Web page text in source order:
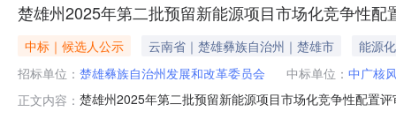
楚雄州2025年第二批预留新能源项目市场化竞争性配
中标｜候选人公示 云南省｜楚雄彝族自治州｜楚雄市
能源
招标单位： 楚雄彝族自治州发展和改革委员会 中标单位： 中广核
正文内容： 楚雄州2025年第二批预留新能源项目市场化竞争性配置